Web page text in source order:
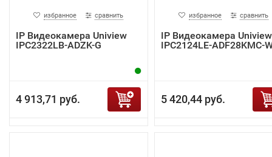
избранное сравнить
IP Видеокамера Uniview
IPC2322LB-ADZK-G
4 913,71 руб.
избранное сравнить
IP Видеокамера Uniview
IPC2124LE-ADF28KMC-
5 420,44 руб.